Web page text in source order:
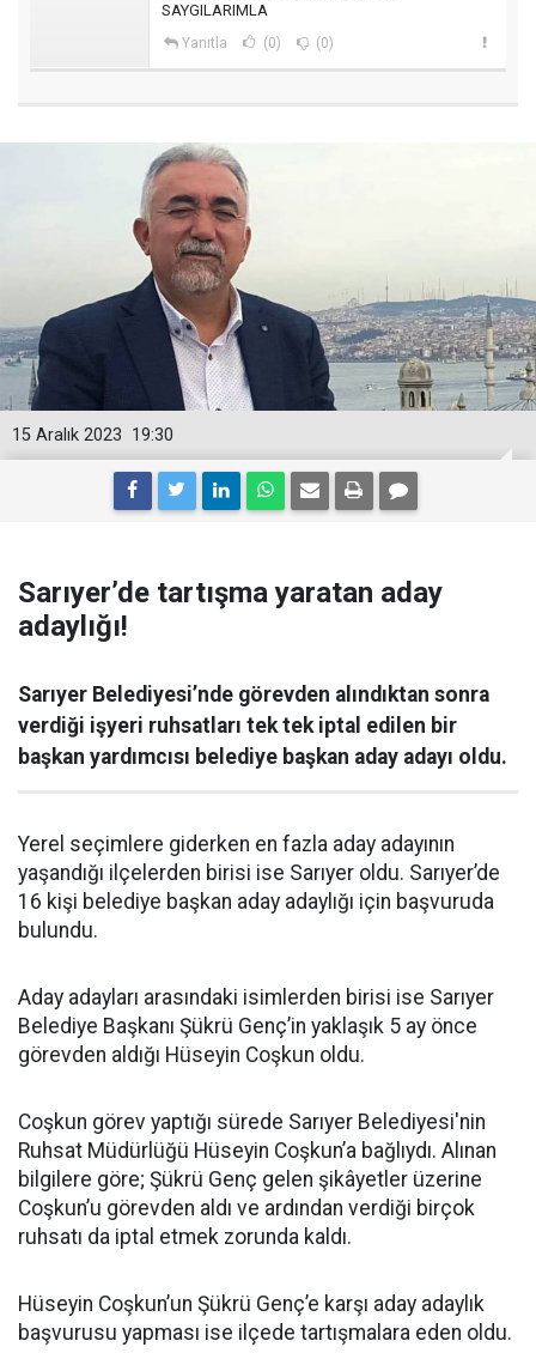
SAYGILARIMLA
Yanıtla (0) (0)
19:30
15 Aralık 2023
Sarıyer’de tartışma yaratan aday
adaylığı!
Sarıyer Belediyesi’nde görevden alındıktan sonra
verdiği işyeri ruhsatları tek tek iptal edilen bir
başkan yardımcısı belediye başkan aday adayı oldu.
Yerel seçimlere giderken en fazla aday adayının
yaşandığı ilçelerden birisi ise Sarıyer oldu. Sarıyer’de
16 kişi belediye başkan aday adaylığı için başvuruda
bulundu.
Aday adayları arasındaki isimlerden birisi ise Sarıyer
Belediye Başkanı Şükrü Genç’in yaklaşık 5 ay önce
görevden aldığı Hüseyin Coşkun oldu.
Coşkun görev yaptığı sürede Sarıyer Belediyesi'nin
Ruhsat Müdürlüğü Hüseyin Coşkun’a bağlıydı. Alınan
bilgilere göre; Şükrü Genç gelen şikâyetler üzerine
Coşkun’u görevden aldı ve ardından verdiği birçok
ruhsatı da iptal etmek zorunda kaldı.
Hüseyin Coşkun’un Şükrü Genç’e karşı aday adaylık
başvurusu yapması ise ilçede tartışmalara eden oldu.